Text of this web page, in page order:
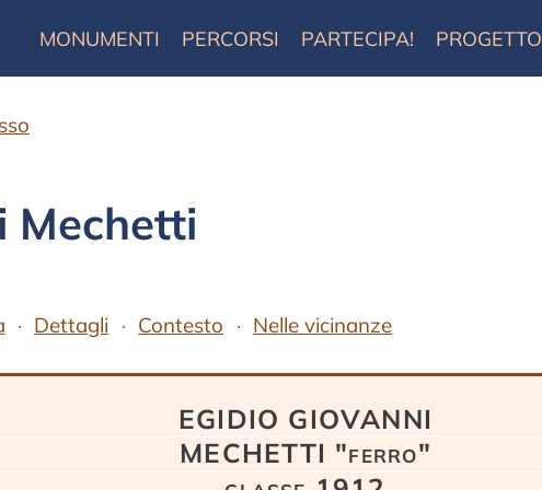
MONUMENTI PERCORSI PARTECIPA! PROGETTO
Mechetti
Dettagli Contesto Nelle vicinanze
EGIDIO GIOVANNI
MECHETTI "ferro"